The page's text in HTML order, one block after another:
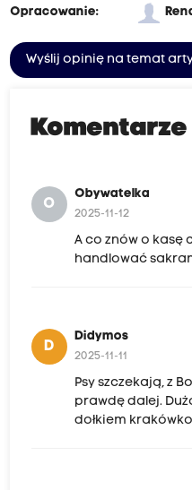
Opracowanie:
Wyślij opinię na temat
Komentarze
O
Obywatelka
2025-11-12
A co znów o kasę
handlować
D
Didymos
2025-11-11
Psy szczekają, z
prawdę dalej.
dołkiem